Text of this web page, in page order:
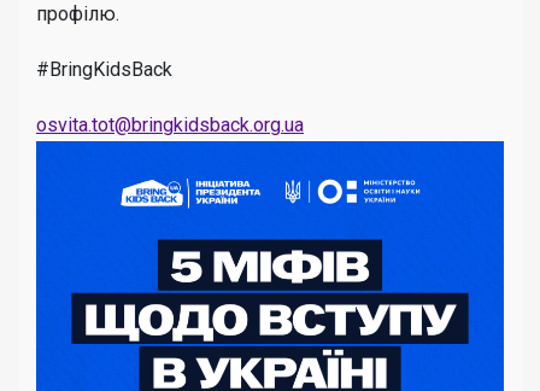
профілю.
#BringKidsBack
osvita.tot@bringkidsback.org.ua